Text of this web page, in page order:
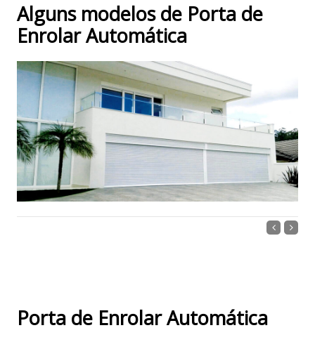
Alguns modelos de Porta de
Enrolar Automática
Porta de Enrolar Automática